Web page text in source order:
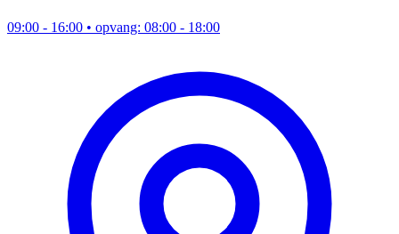
09:00 - 16:00 • opvang: 08:00 - 18:00